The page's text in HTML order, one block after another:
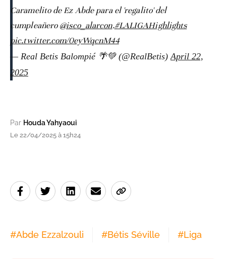
Caramelito de Ez Abde para el 'regalito' del
cumpleañero@isco_alarcon.#LALIGAHighlights
pic.twitter.com/0eyWqcnM44
— Real Betis Balompié 🌴💚 (@RealBetis)April 22,
2025
Par Houda Yahyaoui
Le 22/04/2025 à 15h24
#Abde Ezzalzouli #Bétis Séville #Liga